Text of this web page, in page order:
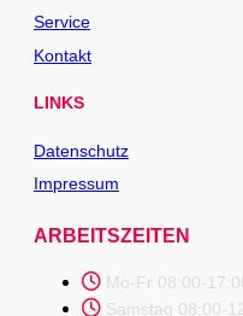
Service
Kontakt
LINKS
Datenschutz
Impressum
ARBEITSZEITEN
Mo-Fr 08:00-
Samstag